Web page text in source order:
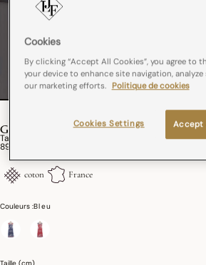
GASTRONOMIE
Tablier Gastronomie Élysée Coton
89,00€
coton France
Couleurs :Bleu
Cookies
By clicking “Accept All Cookies”, you agree to
your device to enhance site navigation,
our marketing efforts. Politique de cookies
Accept
Cookies Settings